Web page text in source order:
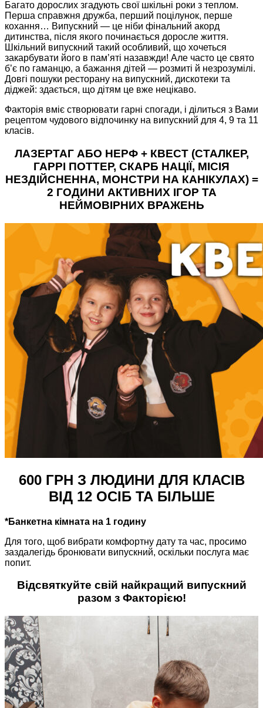
Багато дорослих згадують свої шкільні роки з теплом.
Перша справжня дружба, перший поцілунок, перше
кохання… Випускний — це ніби фінальний акорд
дитинства, після якого починається доросле життя.
Шкільний випускний такий особливий, що хочеться
закарбувати його в пам’яті назавжди! Але часто це свято
б’є по гаманцю, а бажання дітей — розмиті й незрозумілі.
Довгі пошуки ресторану на випускний, дискотеки та
діджей: здається, що дітям це вже нецікаво.
Факторія вміє створювати гарні спогади, і ділиться з Вами
рецептом чудового відпочинку на випускний для 4, 9 та 11
класів.
ЛАЗЕРТАГ АБО НЕРФ + КВЕСТ (СТАЛКЕР,
ГАРРІ ПОТТЕР, СКАРБ НАЦІЇ, МІСІЯ
НЕЗДІЙСНЕННА, МОНСТРИ НА КАНІКУЛАХ) =
2 ГОДИНИ АКТИВНИХ ІГОР ТА
НЕЙМОВІРНИХ ВРАЖЕНЬ
600 ГРН З ЛЮДИНИ ДЛЯ КЛАСІВ
ВІД 12 ОСІБ ТА БІЛЬШЕ
*Банкетна кімната на 1 годину
Для того, щоб вибрати комфортну дату та час, просимо
заздалегідь бронювати випускний, оскільки послуга має
попит.
Відсвяткуйте свій найкращий випускний
разом з Факторією!